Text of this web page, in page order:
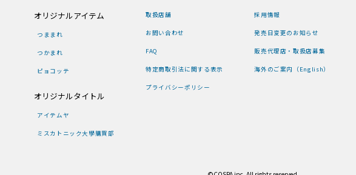
オリジナルアイテム
つままれ
つかまれ
ピョコッテ
オリジナルタイトル
アイテムヤ
ミスカトニック大學購買部
取扱店舗
お問い合わせ
FAQ
特定商取引法に関する表示
プライバシーポリシー
採用情報
発売日変更のお知らせ
販売代理店・取扱店募集
海外のご案内（English）